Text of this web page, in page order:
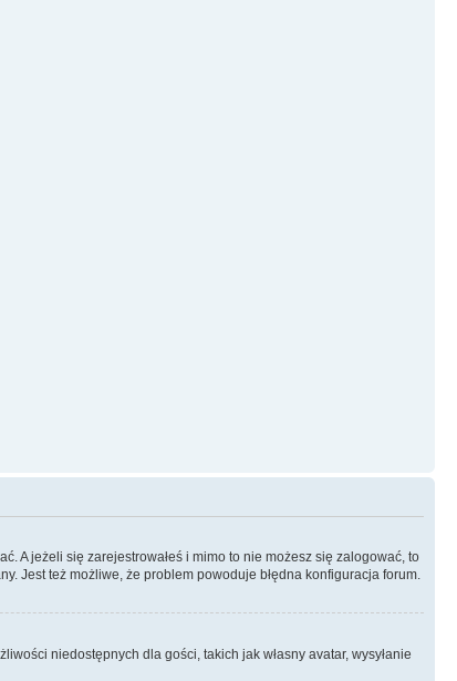
A jeżeli się zarejestrowałeś i mimo to nie możesz się zalogować, to
Jest też możliwe, że problem powoduje błędna konfiguracja forum.
niedostępnych dla gości, takich jak własny avatar, wysyłanie